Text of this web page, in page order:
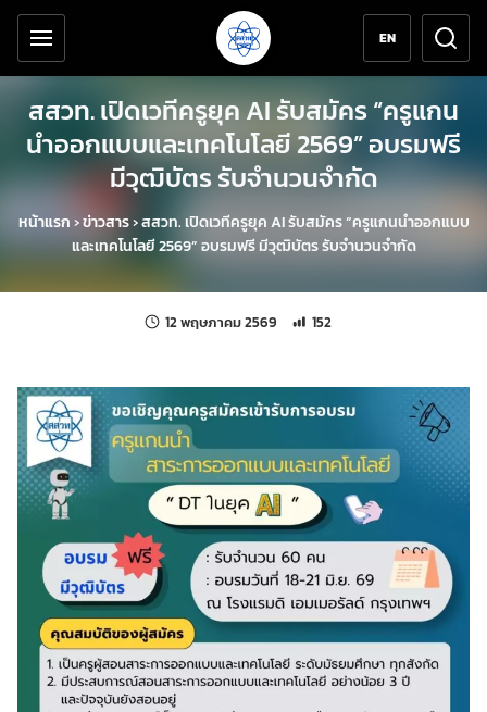
ข้ามไปยังเนื้อหาหลัก
เครื่องมือช่วยเหลือ
EN
สสวท. เปิดเวทีครูยุค AI รับสมัคร “ครูแกน
นำออกแบบและเทคโนโลยี 2569” อบรมฟรี
มีวุฒิบัตร รับจำนวนจำกัด
หน้าแรก›ข่าวสาร›สสวท. เปิดเวทีครูยุค AI รับสมัคร “ครูแกนนำออกแบบ
และเทคโนโลยี 2569” อบรมฟรี มีวุฒิบัตร รับจำนวนจำกัด
12 พฤษภาคม 2569 แก้ไขล่าสุดเมื่อ:
จำนวนการเข้าชม 152 ครั้ง
152